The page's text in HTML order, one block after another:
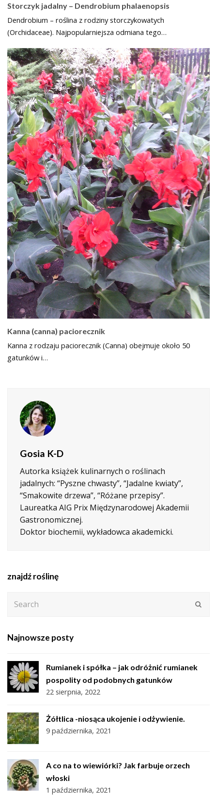
Storczyk jadalny – Dendrobium phalaenopsis
Dendrobium – roślina z rodziny storczykowatych
(Orchidaceae). Najpopularniejsza odmiana tego…
Kanna (canna) paciorecznik
Kanna z rodzaju paciorecznik (Canna) obejmuje około 50
gatunków i…
Gosia K-D
Autorka książek kulinarnych o roślinach
jadalnych: “Pyszne chwasty”, “Jadalne kwiaty”,
“Smakowite drzewa”, “Różane przepisy”.
Laureatka AIG Prix Międzynarodowej Akademii
Gastronomicznej.
Doktor biochemii, wykładowca akademicki.
znajdź roślinę
Najnowsze posty
Rumianek i spółka – jak odróżnić rumianek
pospolity od podobnych gatunków
22 sierpnia, 2022
Żółtlica -niosąca ukojenie i odżywienie.
9 października, 2021
A co na to wiewiórki? Jak farbuje orzech
włoski
1 października, 2021